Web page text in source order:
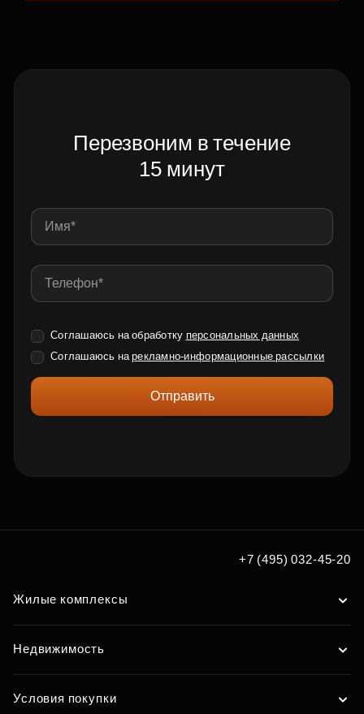
Перезвоним в течение
15 минут
Соглашаюсь на обработку персональных данных
Соглашаюсь нарекламно-информационные рассылки
Отправить
+7 (495) 032-45-20
Жилые комплексы
Недвижимость
Условия покупки